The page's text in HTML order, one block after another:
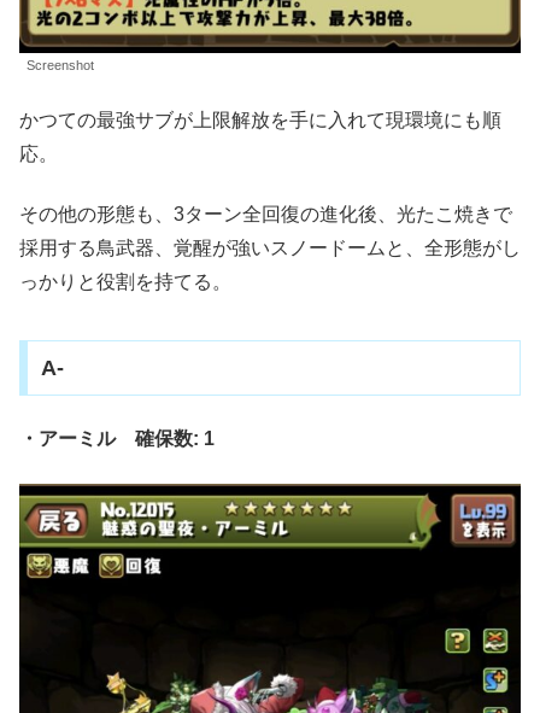
Screenshot
かつての最強サブが上限解放を手に入れて現環境にも順
応。
その他の形態も、3ターン全回復の進化後、光たこ焼きで
採用する鳥武器、覚醒が強いスノードームと、全形態がし
っかりと役割を持てる。
A-
・アーミル 確保数: 1